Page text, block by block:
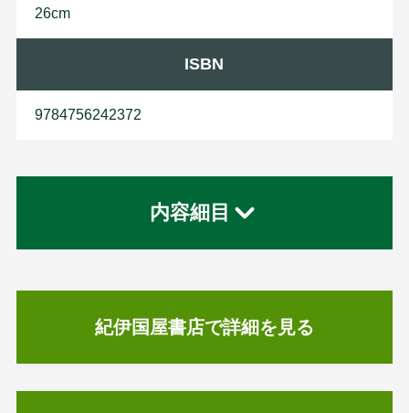
26cm
ISBN
9784756242372
内容細目
紀伊国屋書店で詳細を見る